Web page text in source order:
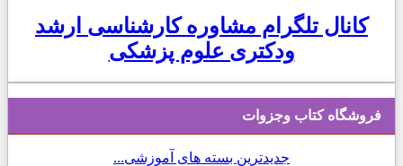
کانال تلگرام مشاوره کارشناسی ارشد
ودکتری علوم پزشکی
فروشگاه کتاب وجزوات
جدیدترین بسته های آموزشی...